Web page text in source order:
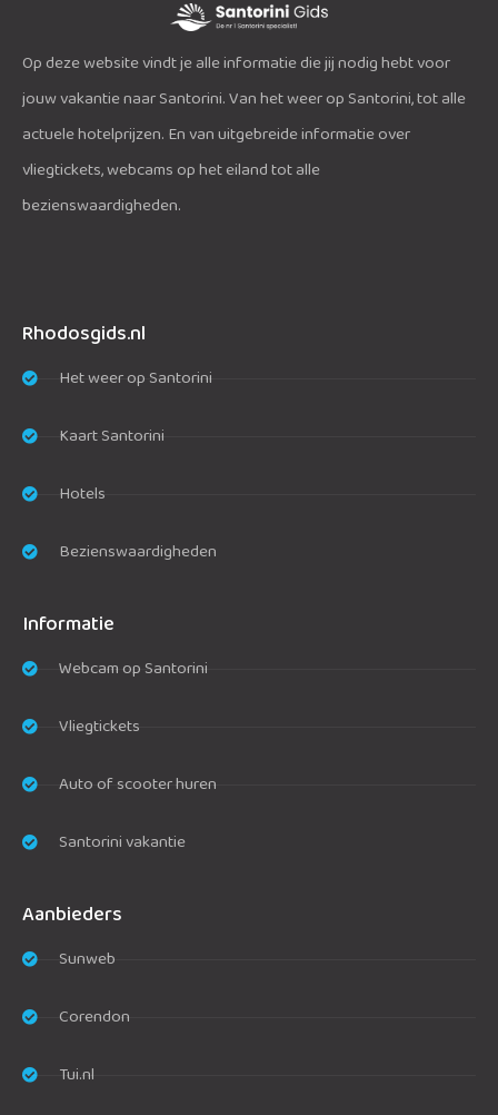
Op deze website vindt je alle informatie die jij nodig hebt voor
jouw vakantie naar Santorini. Van het weer op Santorini, tot alle
actuele hotelprijzen. En van uitgebreide informatie over
vliegtickets, webcams op het eiland tot alle
bezienswaardigheden.
Rhodosgids.nl
Het weer op Santorini
Kaart Santorini
Hotels
Bezienswaardigheden
Informatie
Webcam op Santorini
Vliegtickets
Auto of scooter huren
Santorini vakantie
Aanbieders
Sunweb
Corendon
Tui.nl